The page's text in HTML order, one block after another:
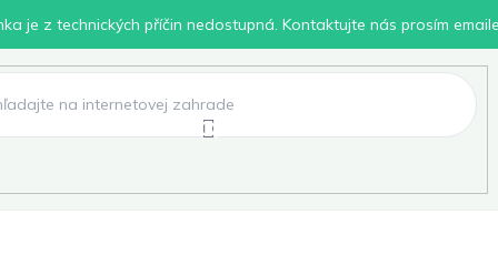
je z technických příčin nedostupná. Kontaktujte nás prosím